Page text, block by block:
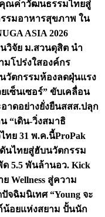
คุณค่าวัฒนธรรมไทยสู่
รมอาหารสุขภาพ ใน
ASIA 2026
วิจัย ม.สวนดุสิต นำ
มโปร่งใสองค์กร
วัตกรรมห้องลดฝุ่นแรง
เซ็นเซอร์” ขับเคลื่อน
าดอย่างยั่งยืนสสส.ปลุก
“เดิน-วิ่งสมาธิ
ทย 31 พ.ค.นี้ProPak
ดันไทยสู่ฮับนวัตกรรม
ด 5.5 พันล้านอว. Kick
Wellness สู่ความ
ฉิมนิเทศ “Young จะ
น้อยแห่งสยาม ปั้นนัก